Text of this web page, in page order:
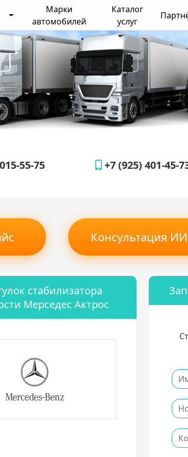
Марки
автомобилей
Каталог
услуг
55-75 +7 (925) 401-45-
Консультация
стабилизатора
Мерседес Актрос